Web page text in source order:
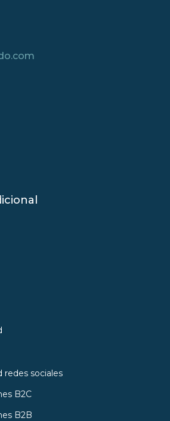
redes sociales
B2C
B2B